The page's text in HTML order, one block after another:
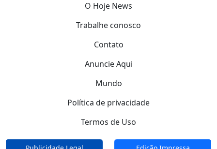
O Hoje News
Trabalhe conosco
Contato
Anuncie Aqui
Mundo
Política de privacidade
Termos de Uso